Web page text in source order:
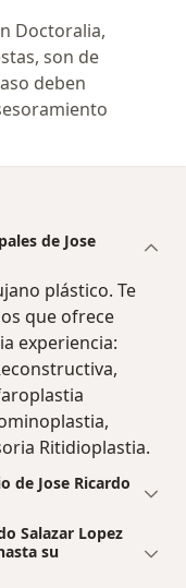
Doctoralia,
son de
deben
de Jose
plástico. Te
que ofrece
experiencia:
Ritidioplastia.
de Jose Ricardo
Salazar Lopez
su